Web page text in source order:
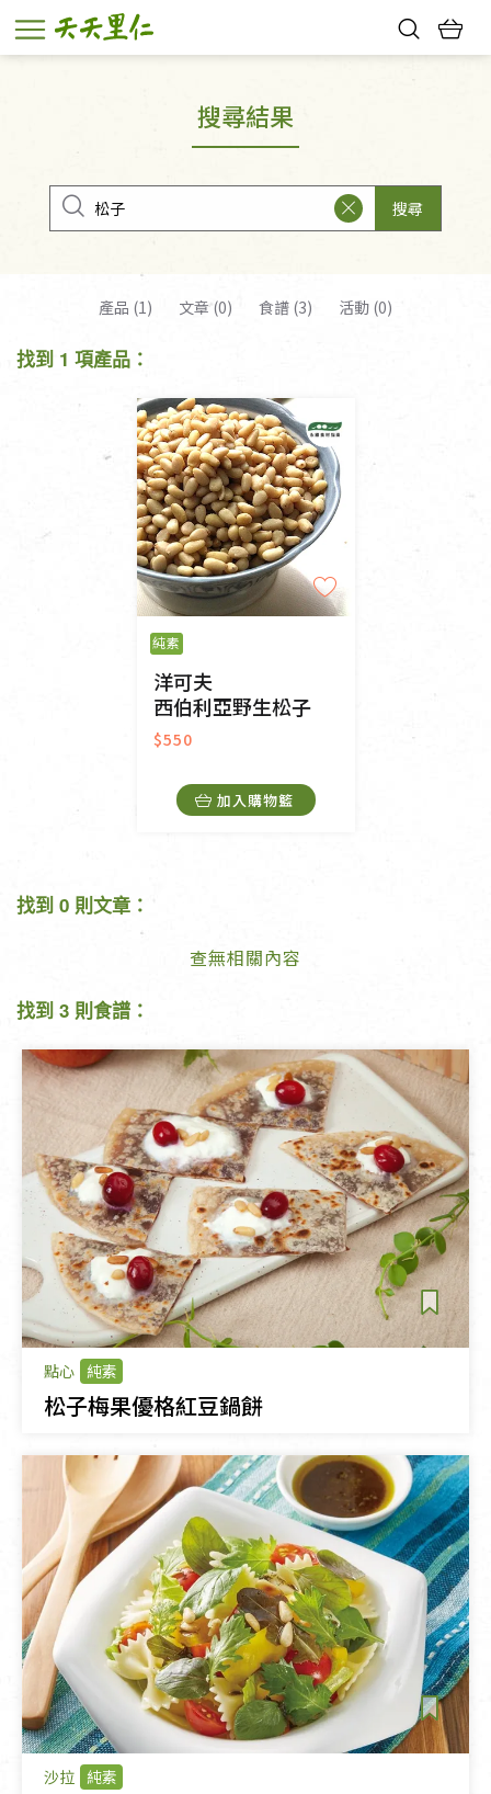
幸福節中獎名單
搜尋結果
搜尋
產品 (1) 文章 (0) 食譜 (3) 活動 (0)
找到 1 項產品：
純素
洋可夫
西伯利亞野生松子
$550
加入購物籃
找到 0 則文章：
查無相關內容
找到 3 則食譜：
點心 純素
松子梅果優格紅豆鍋餅
沙拉 純素